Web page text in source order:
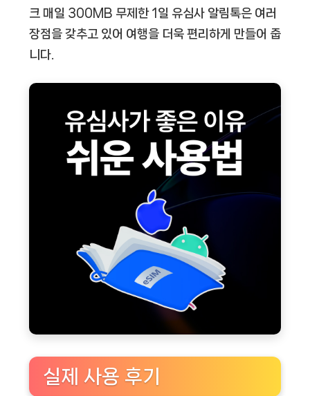
크 매일 300MB 무제한 1일 유심사 알림톡은 여러
장점을 갖추고 있어 여행을 더욱 편리하게 만들어 줍
니다.
실제 사용 후기